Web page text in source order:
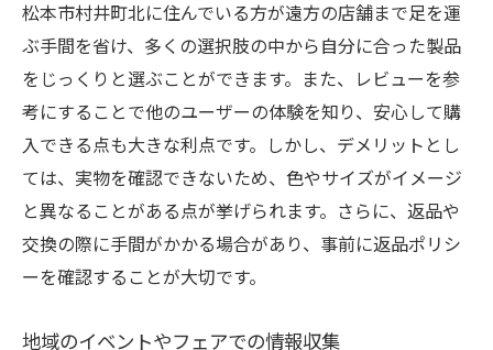
松本市村井町北に住んでいる方が遠方の店舗まで足を運
ぶ手間を省け、多くの選択肢の中から自分に合った製品
をじっくりと選ぶことができます。また、レビューを参
考にすることで他のユーザーの体験を知り、安心して購
入できる点も大きな利点です。しかし、デメリットとし
ては、実物を確認できないため、色やサイズがイメージ
と異なることがある点が挙げられます。さらに、返品や
交換の際に手間がかかる場合があり、事前に返品ポリシ
ーを確認することが大切です。
地域のイベントやフェアでの情報収集